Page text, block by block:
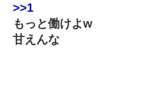
>>1
もっと働けよw
甘えんな